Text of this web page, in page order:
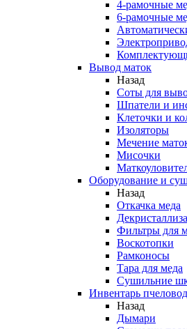
4-рамочные
6-рамочные
Вывод маток
Назад
Соты для
Шпатели и
Клеточки и
Изоляторы
Мечение
Мисочки
Оборудование и
Назад
Откачка меда
Фильтры для
Воскотопки
Рамконосы
Тара для меда
Сушильние
Инвентарь
Назад
Дымари